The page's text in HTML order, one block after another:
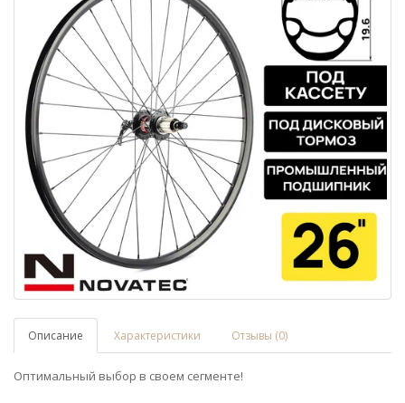
Описание Характеристики Отзывы (0)
Оптимальный выбор в своем сегменте!